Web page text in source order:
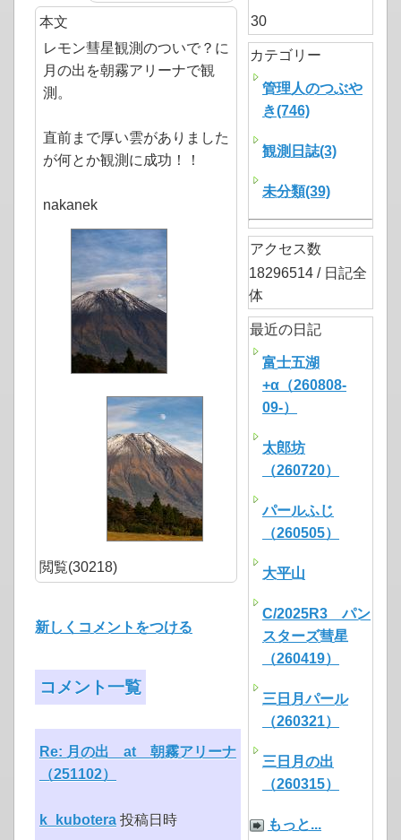
本文
レモン彗星観測のついで？に
月の出を朝霧アリーナで観
測。
直前まで厚い雲がありました
が何とか観測に成功！！
nakanek
閲覧(30218)
新しくコメントをつける
コメント一覧
Re: 月の出 at 朝霧アリーナ
（251102）
k_kubotera 投稿日時
30
カテゴリー
管理人のつぶや
き(746)
観測日誌(3)
未分類(39)
アクセス数
18296514 / 日記全
体
最近の日記
富士五湖
+α（260808-
09-）
太郎坊
（260720）
パールふじ
（260505）
大平山
C/2025R3 パン
スターズ彗星
（260419）
三日月パール
（260321）
三日月の出
（260315）
もっと...